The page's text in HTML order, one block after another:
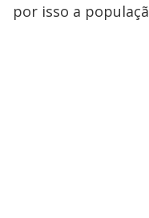
por isso a